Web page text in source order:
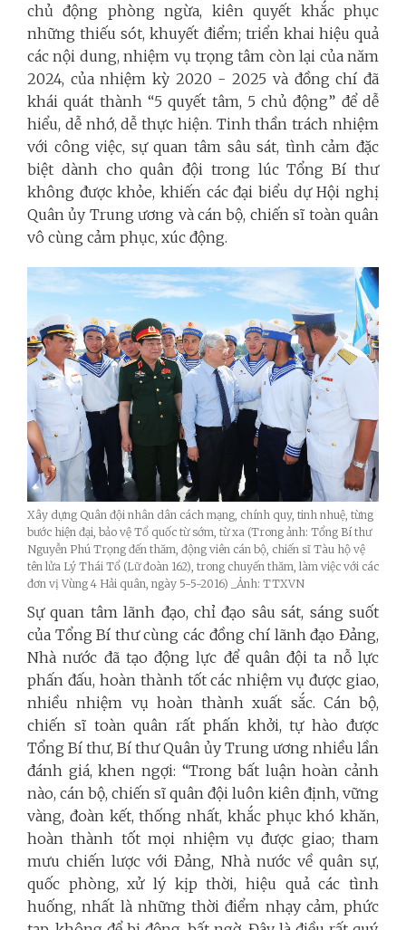
chủ động phòng ngừa, kiên quyết khắc phục
những thiếu sót, khuyết điểm; triển khai hiệu quả
các nội dung, nhiệm vụ trọng tâm còn lại của năm
2024, của nhiệm kỳ 2020 - 2025 và đồng chí đã
khái quát thành “5 quyết tâm, 5 chủ động” để dễ
hiểu, dễ nhớ, dễ thực hiện. Tinh thần trách nhiệm
với công việc, sự quan tâm sâu sát, tình cảm đặc
biệt dành cho quân đội trong lúc Tổng Bí thư
không được khỏe, khiến các đại biểu dự Hội nghị
Quân ủy Trung ương và cán bộ, chiến sĩ toàn quân
vô cùng cảm phục, xúc động.
Xây dựng Quân đội nhân dân cách mạng, chính quy, tinh nhuệ, từng
bước hiện đại, bảo vệ Tổ quốc từ sớm, từ xa (Trong ảnh: Tổng Bí thư
Nguyễn Phú Trọng đến thăm, động viên cán bộ, chiến sĩ Tàu hộ vệ
tên lửa Lý Thái Tổ (Lữ đoàn 162), trong chuyến thăm, làm việc với các
đơn vị Vùng 4 Hải quân, ngày 5-5-2016) _Ảnh: TTXVN
Sự quan tâm lãnh đạo, chỉ đạo sâu sát, sáng suốt
của Tổng Bí thư cùng các đồng chí lãnh đạo Đảng,
Nhà nước đã tạo động lực để quân đội ta nỗ lực
phấn đấu, hoàn thành tốt các nhiệm vụ được giao,
nhiều nhiệm vụ hoàn thành xuất sắc. Cán bộ,
chiến sĩ toàn quân rất phấn khởi, tự hào được
Tổng Bí thư, Bí thư Quân ủy Trung ương nhiều lần
đánh giá, khen ngợi: “Trong bất luận hoàn cảnh
nào, cán bộ, chiến sĩ quân đội luôn kiên định, vững
vàng, đoàn kết, thống nhất, khắc phục khó khăn,
hoàn thành tốt mọi nhiệm vụ được giao; tham
mưu chiến lược với Đảng, Nhà nước về quân sự,
quốc phòng, xử lý kịp thời, hiệu quả các tình
huống, nhất là những thời điểm nhạy cảm, phức